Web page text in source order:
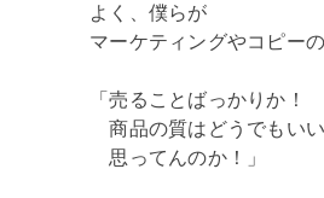
よく、僕らが
マーケティングやコピー
「売ることばっかりか！
商品の質はどうでもい
思ってんのか！」